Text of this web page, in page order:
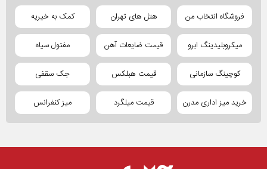
فروشگاه انتخاب من هتل های تهران کمک به خیریه
میکروبلیدینگ ابرو قیمت ضایعات آهن مفتول سیاه
کوچینگ سازمانی قیمت هبلکس جک سقفی
خرید میز اداری مدرن قیمت میلگرد میز کنفرانس